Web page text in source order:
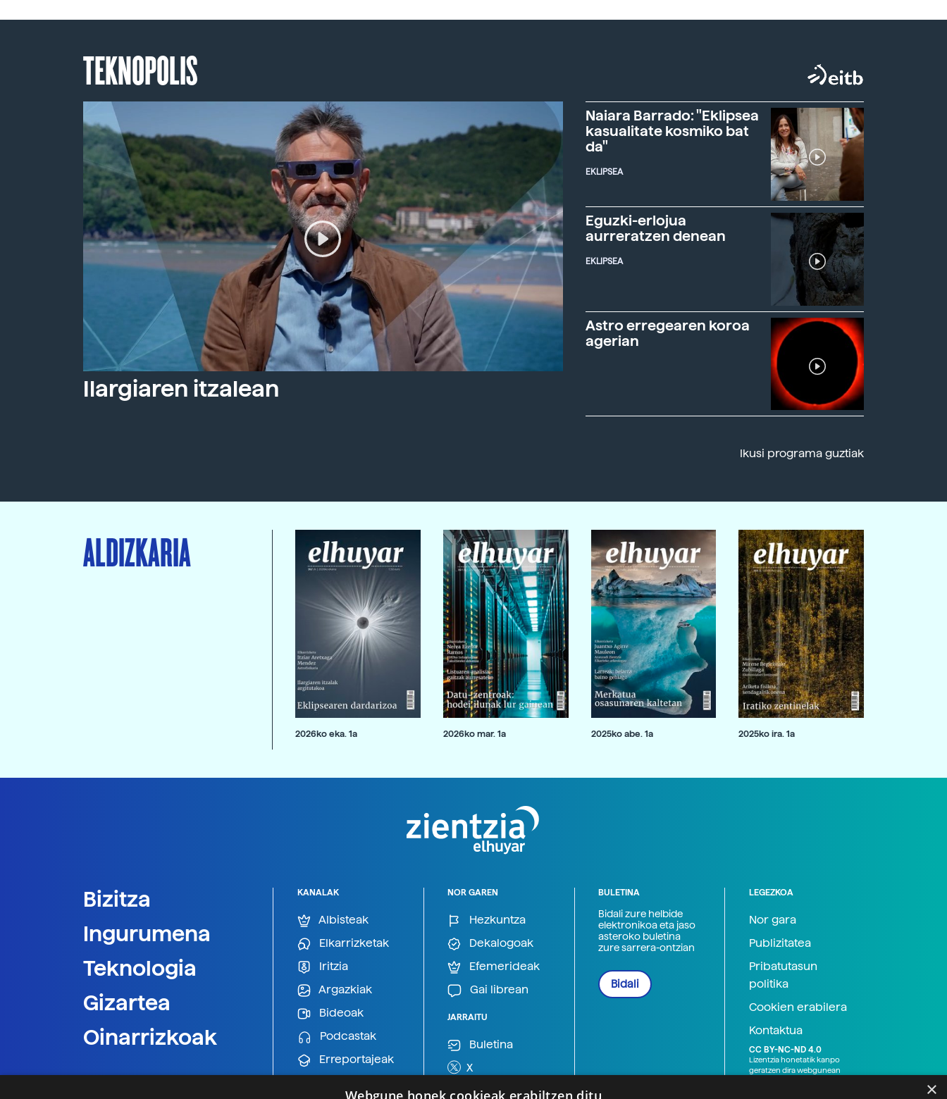
TEKNOPOLIS
Ilargiaren itzalean
Naiara Barrado: "Eklipsea
kasualitate kosmiko bat
da"
EKLIPSEA
Eguzki-erlojua
aurreratzen denean
EKLIPSEA
Astro erregearen koroa
agerian
Ikusi programa guztiak
ALDIZKARIA
2026ko eka. 1a 2026ko mar. 1a 2025ko abe. 1a 2025ko ira. 1a
Bizitza
Ingurumena
Teknologia
Gizartea
Oinarrizkoak
KANALAK
Albisteak
Elkarrizketak
Iritzia
Argazkiak
Bideoak
Podcastak
Erreportajeak
NOR GAREN
Hezkuntza
Dekalogoak
Efemerideak
Gai librean
JARRAITU
Buletina
X
BlueSky
BULETINA
Bidali zure helbide
elektronikoa eta jaso
asteroko buletina
zure sarrera-ontzian
Bidali
LEGEZKOA
Nor gara
Publizitatea
Pribatutasun
politika
Cookien erabilera
Kontaktua
CC BY-NC-ND 4.0
Lizentzia honetatik kanpo
geratzen dira webgunean
×
Webgune honek cookieak erabiltzen ditu